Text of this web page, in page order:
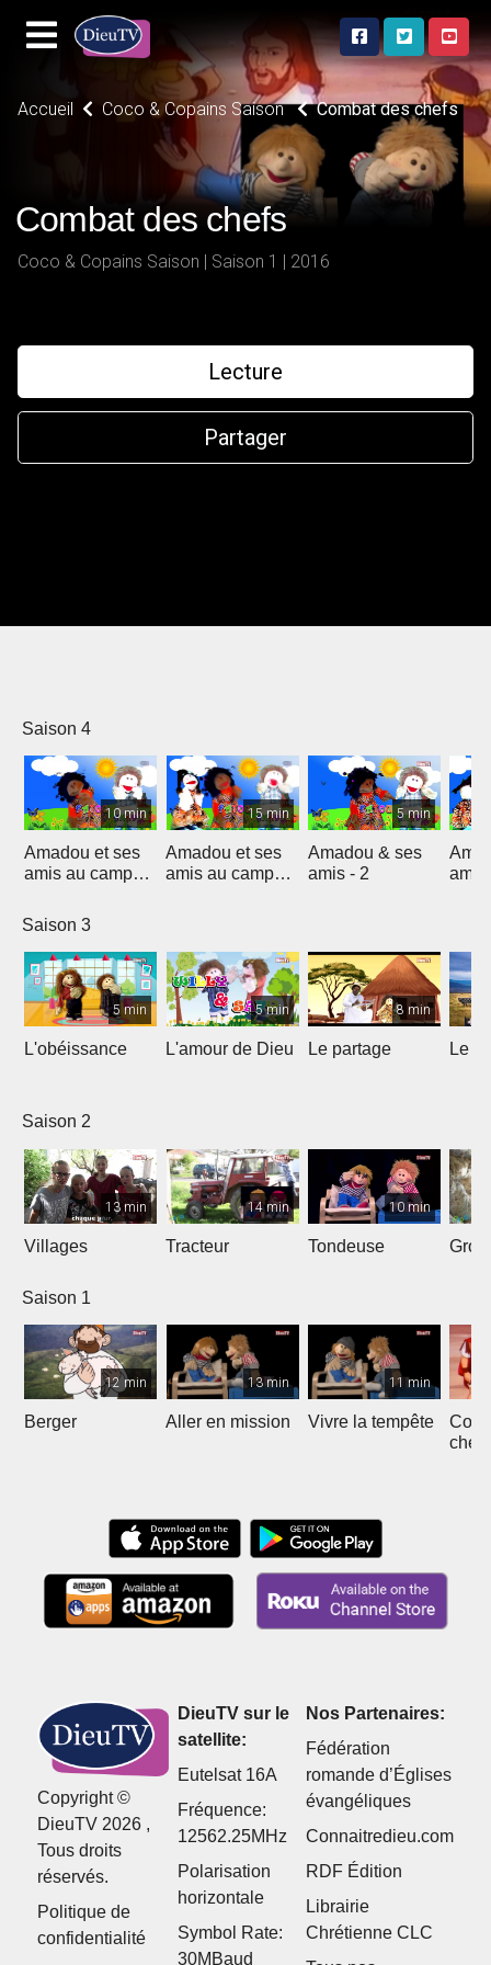
Accueil Coco & Copains Saison Combat des chefs
Combat des chefs
Coco & Copains Saison | Saison 1 | 2016
Lecture
Partager
Saison 4
10 min
Amadou et ses
amis au camps
2025
15 min
Amadou et ses
amis au camps
5 min
Amadou & ses
amis - 2
amis
Saison 3
5 min
L'obéissance
5 min
L'amour de Dieu
8 min
Le partage Le
Saison 2
13 min
Villages
14 min
Tracteur
10 min
Tondeuse
Saison 1
12 min
Berger
13 min
Aller en mission
11 min
Vivre la tempête
chefs
Copyright ©
DieuTV 2026 ,
Tous droits
réservés.
Politique de
confidentialité
DieuTV sur le
satellite:
Eutelsat 16A
Fréquence:
12562.25MHz
Polarisation
horizontale
Symbol Rate:
30MBaud
Nos Partenaires:
Fédération
romande d’Églises
évangéliques
Connaitredieu.com
RDF Édition
Librairie
Chrétienne CLC